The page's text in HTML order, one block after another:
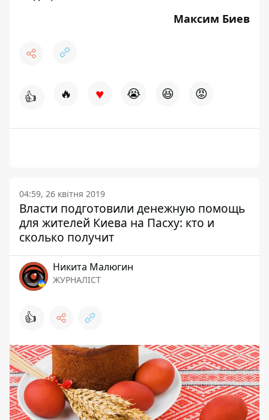
Максим Биев
👍 🔥 ♥ 😭 😆 😡
04:59, 26 квітня 2019
Власти подготовили денежную помощь
для жителей Киева на Пасху: кто и
сколько получит
Никита Малюгин
ЖУРНАЛІСТ
👍